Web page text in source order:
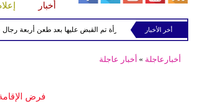
أخبار
الشرطة تعتقل إمرأة تم القبض عليها بعد طعن أربعة رجال في
أخر الأخبار
أخبارعاجلة » أخبار عاجلة
فرض